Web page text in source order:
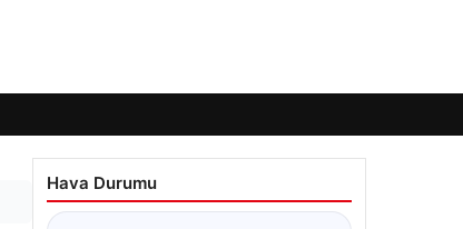
Hava Durumu